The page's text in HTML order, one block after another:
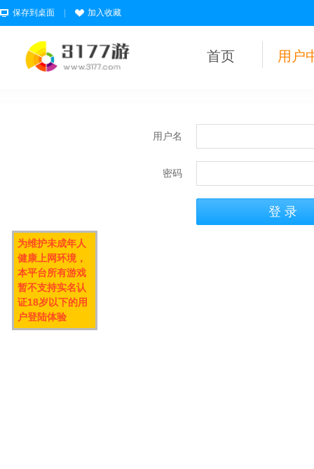
保存到桌面 加入收藏
首页 用户
用户名
密码
为维护未成年人
健康上网环境，
本平台所有游戏
暂不支持实名认
证18岁以下的用
户登陆体验